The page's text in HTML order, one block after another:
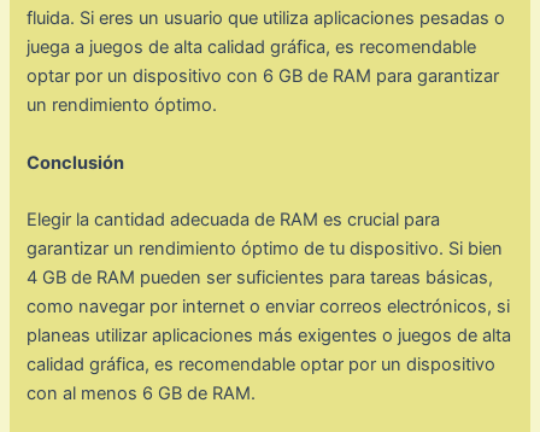
fluida. Si eres un usuario que utiliza aplicaciones pesadas o
juega a juegos de alta calidad gráfica, es recomendable
optar por un dispositivo con 6 GB de RAM para garantizar
un rendimiento óptimo.
Conclusión
Elegir la cantidad adecuada de RAM es crucial para
garantizar un rendimiento óptimo de tu dispositivo. Si bien
4 GB de RAM pueden ser suficientes para tareas básicas,
como navegar por internet o enviar correos electrónicos, si
planeas utilizar aplicaciones más exigentes o juegos de alta
calidad gráfica, es recomendable optar por un dispositivo
con al menos 6 GB de RAM.